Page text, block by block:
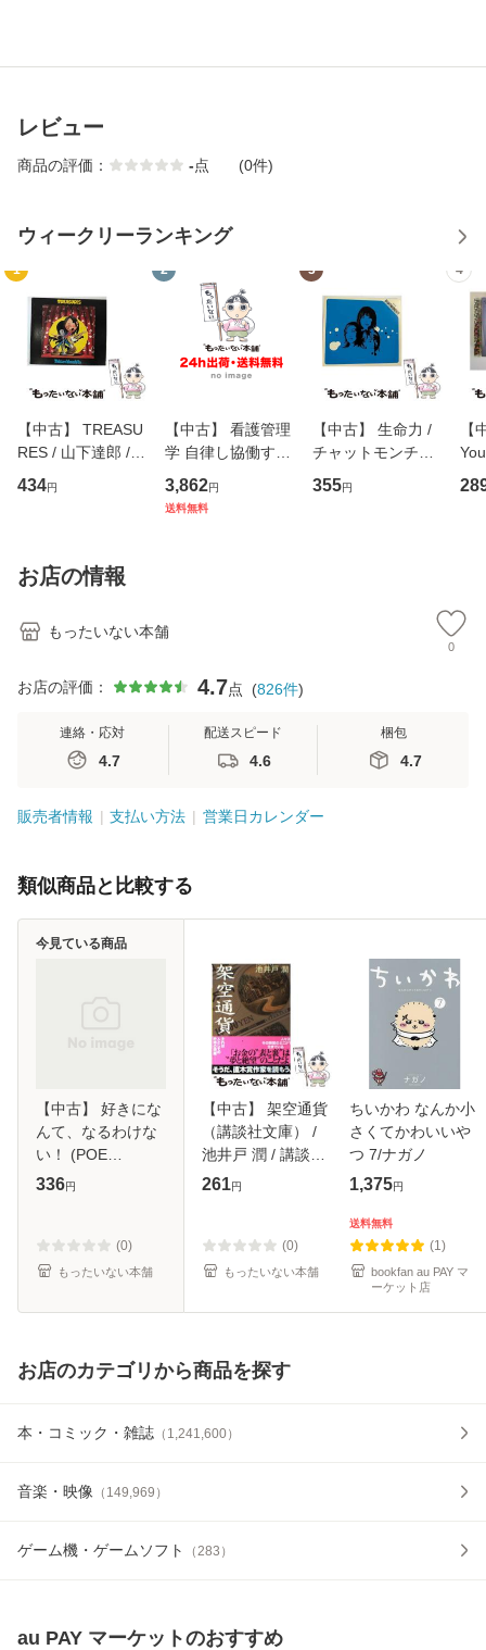
レビュー
商品の評価： -点 (0件)
ウィークリーランキング
1
【中古】 TREASU
RES / 山下達郎 /
イーストウエス
ト・ジャパン [CD]
434円
2
【中古】 看護管理
学 自律し協働する
専門職の看護マネ
ジメントスキル 改
3,862円
送料無料
3
【中古】 生命力 /
チャットモンチー /
キューンレコード
[CD]【メール便送
355円
4
【
のが
お店の情報
もったいない本舗
0
お店の評価： 4.7点 (826件)
連絡・応対
4.7
配送スピード
4.6
梱包
4.7
販売者情報 支払い方法 営業日カレンダー
類似商品と比較する
【中古】 好きにな
んて、なるわけな
い！ (POE
BACKS) / みつこ /
【メール便送料無
料】
336円
(0)
もったいない本舗
今見ている商品
【中古】 架空通貨
（講談社文庫） /
池井戸 潤 / 講談社
[文庫]【メール便送
261円
(0)
もったいない本舗
ちいかわ なんか小
さくてかわいいや
つ 7/ナガノ
1,375円
送料無料
(1)
bookfan au PAY マ
ーケット店
お店のカテゴリから商品を探す
本・コミック・雑誌 （ 1,241,600）
音楽・映像 （ 149,969 ）
ゲーム機・ゲームソフト （283 ）
au PAY マーケットのおすすめ